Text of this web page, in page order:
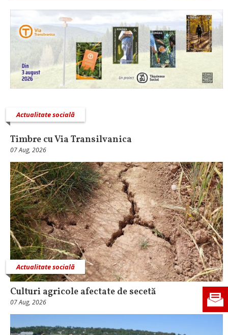
Actualitate socială
Timbre cu Via Transilvanica
07 Aug, 2026
Actualitate socială
Culturi agricole afectate de secetă
07 Aug, 2026